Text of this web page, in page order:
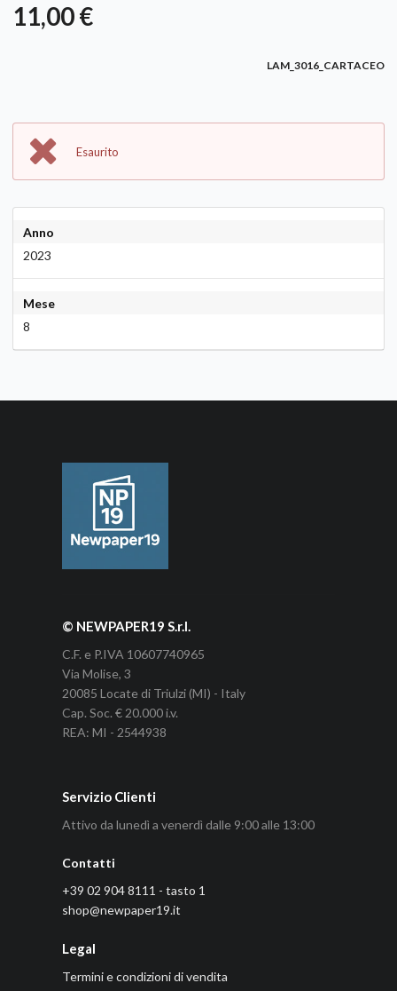
11,00 €
LAM_3016_CARTACEO
Esaurito
Anno
2023
Mese
8
© NEWPAPER19 S.r.l.
C.F. e P.IVA 10607740965
Via Molise, 3
20085 Locate di Triulzi (MI) - Italy
Cap. Soc. € 20.000 i.v.
REA: MI - 2544938
Servizio Clienti
Attivo da lunedì a venerdì dalle 9:00 alle 13:00
Contatti
+39 02 904 8111 - tasto 1
shop@newpaper19.it
Legal
Termini e condizioni di vendita